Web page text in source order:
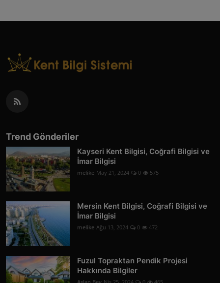
Trend Gönderiler
Kayseri Kent Bilgisi, Coğrafi Bilgisi ve
İmar Bilgisi
melike May 21, 2024 0 575
Mersin Kent Bilgisi, Coğrafi Bilgisi ve
İmar Bilgisi
melike Ağu 13, 2024 0 472
Fuzul Topraktan Pendik Projesi
Hakkında Bilgiler